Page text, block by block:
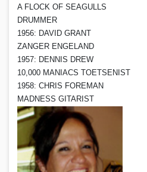
A FLOCK OF SEAGULLS
DRUMMER
1956: DAVID GRANT
ZANGER ENGELAND
1957: DENNIS DREW
10,000 MANIACS TOETSENIST
1958: CHRIS FOREMAN
MADNESS GITARIST